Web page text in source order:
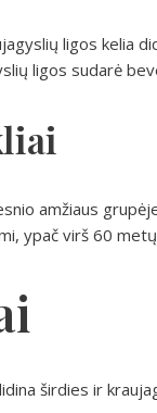
ligos kelia
ligos sudarė
amžiaus
ypač virš 60
širdies ir